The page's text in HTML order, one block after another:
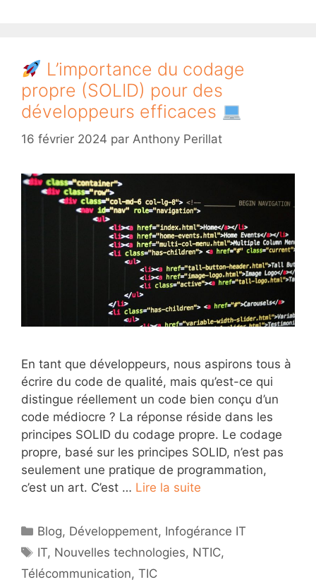
L’importance du codage
propre (SOLID) pour des
développeurs efficaces
16 février 2024 par Anthony Perillat
En tant que développeurs, nous aspirons tous à
écrire du code de qualité, mais qu’est-ce qui
distingue réellement un code bien conçu d’un
code médiocre ? La réponse réside dans les
principes SOLID du codage propre. Le codage
propre, basé sur les principes SOLID, n’est pas
seulement une pratique de programmation,
c’est un art. C’est … Lire la suite
Catégories
Blog, Développement, Infogérance IT
Étiquettes
IT, Nouvelles technologies, NTIC,
Télécommunication, TIC